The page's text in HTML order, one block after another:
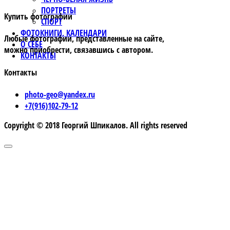
ПОРТРЕТЫ
СПОРТ
ФОТОКНИГИ, КАЛЕНДАРИ
О СЕБЕ
КОНТАКТЫ
Купить фотографии
Любые фотографии, представленные на сайте,
можно приобрести, связавшись с автором.
Контакты
photo-geo@yandex.ru
+7(916)102-79-12
Copyright © 2018 Георгий Шпикалов. All rights reserved